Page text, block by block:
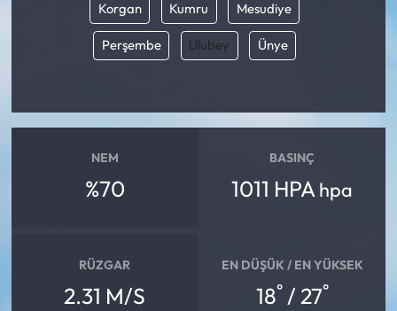
Korgan Kumru Mesudiye
Perşembe Ulubey Ünye
NEM
%70
BASINÇ
1011 HPA hpa
RÜZGAR
2.31 M/S
EN DÜŞÜK / EN YÜKSEK
18°/ 27°